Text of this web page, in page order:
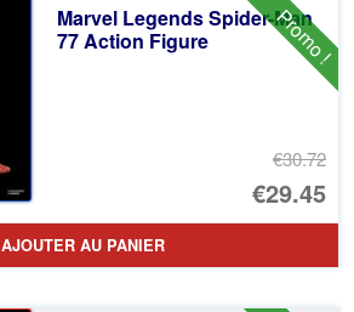
Promo !
Marvel Legends Spider-Man
77 Action Figure
€30.72
Le
€29.45
Le
AJOUTER AU PANIER